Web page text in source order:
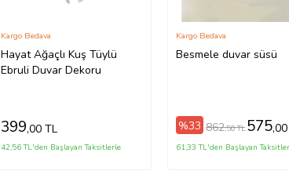
Hayat Ağaçlı Kuş Tüylü
Ebruli Duvar Dekoru
Kargo Bedava
399,00 TL
42,56 TL'den Başlayan Taksitlerle
Besmele duvar süsü
Kargo Bedava
%33 862,50 TL 575
61,33 TL'den Başlayan